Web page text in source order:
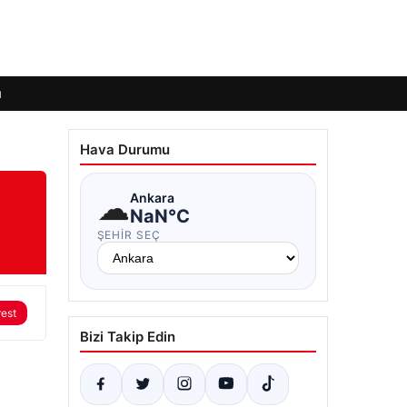
Hava Durumu
☁Ankara
NaN°C
ŞEHIR SEÇ
Bizi Takip Edin